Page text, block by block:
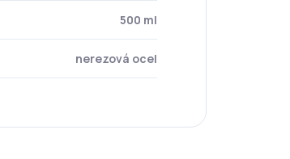
500 ml
nerezová ocel